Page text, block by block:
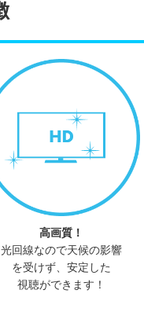
高画質！
光回線なので天候の影響
を受けず、安定した
視聴ができます！